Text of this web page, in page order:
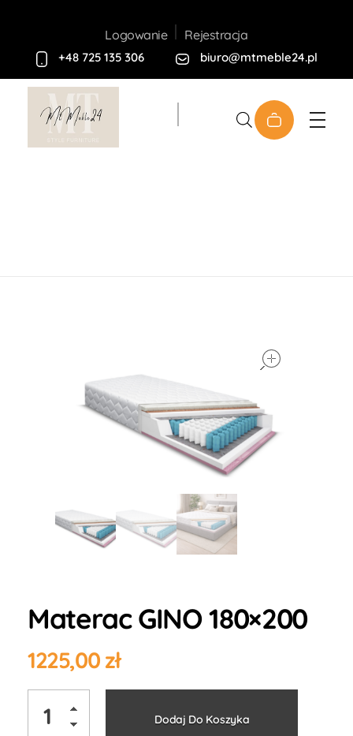
Logowanie Rejestracja
+48 725 135 306 biuro@mtmeble24.pl
Materac GINO 180×200
1225,00zł
Dodaj Do Koszyka